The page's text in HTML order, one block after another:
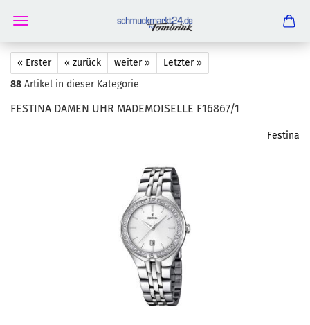
« Erster « zurück weiter »
Letzter »
88 Artikel in dieser Kategorie
FESTI­NA DAMEN UHR MA­DE­MOI­SEL­LE F16867/1
Festina